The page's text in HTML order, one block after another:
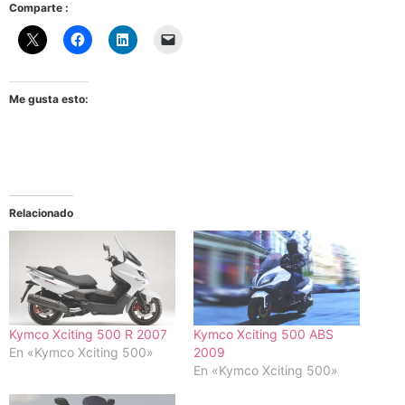
Comparte :
Me gusta esto:
Relacionado
Kymco Xciting 500 R 2007
En «Kymco Xciting 500»
Kymco Xciting 500 ABS
2009
En «Kymco Xciting 500»